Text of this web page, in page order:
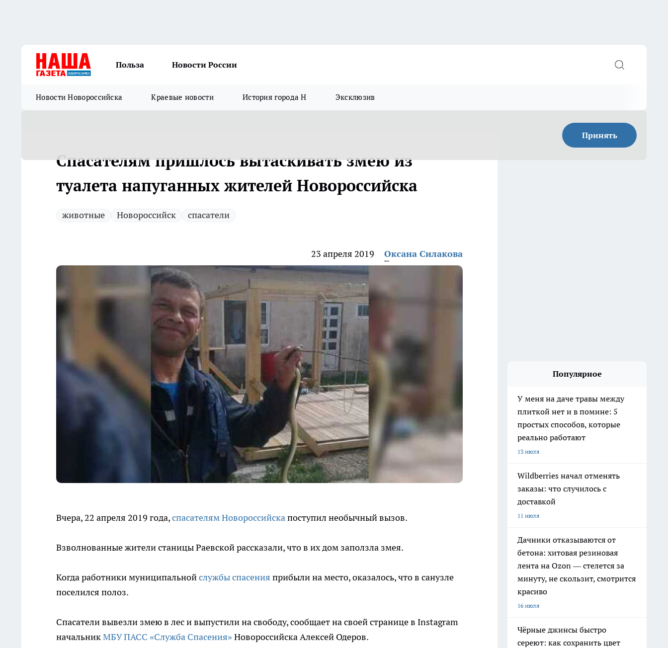
Польза Новости России
Новости Новороссийска Краевые новости История города Н Эксклюзив
Принять
Спасателям пришлось вытаскивать змею из
туалета напуганных жителей Новороссийска
животные Новороссийск спасатели
23 апреля 2019 Оксана Силакова
Вчера, 22 апреля 2019 года,спасателям Новороссийскапоступил необычный вызов.
Взволнованные жители станицы Раевской рассказали, что в их дом заползла змея.
Когда работники муниципальнойслужбы спасения прибыли на место, оказалось, что в санузле
поселился полоз.
Спасатели вывезли змею в лес и выпустили на свободу, сообщает на своей странице в Instagram
начальникМБУ ПАСС «Служба Спасения» Новороссийска Алексей Одеров.
Популярное
У меня на даче травы между
плиткой нет и в помине: 5
простых способов, которые
реально работают
13 июля
Wildberries начал отменять
заказы: что случилось с
доставкой
11 июля
Дачники отказываются от
бетона: хитовая резиновая
лента на Ozon — стелется за
минуту, не скользит, смотрится
красиво
16 июля
Чёрные джинсы быстро
сереют: как сохранить цвет